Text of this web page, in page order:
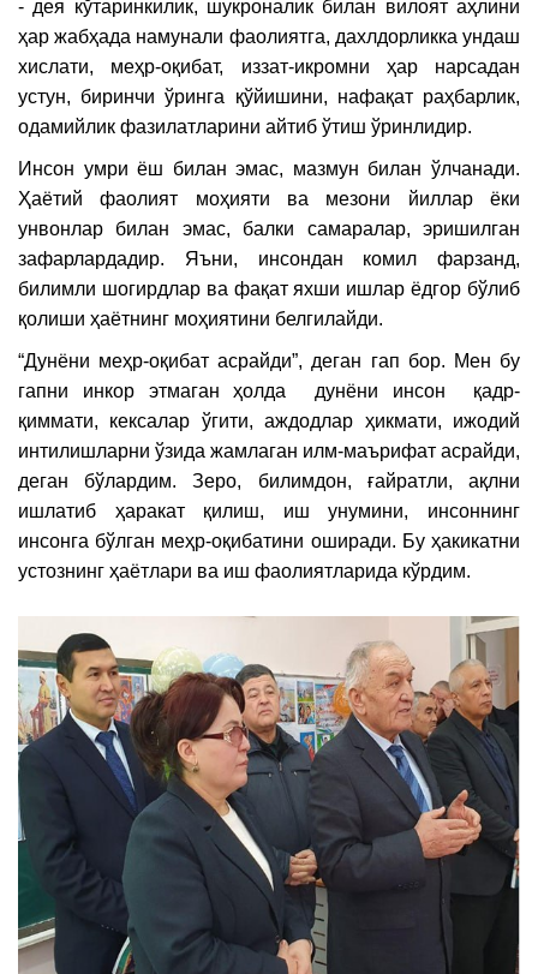
- дея кўтаринкилик, шукроналик билан вилоят аҳлини
ҳар жабҳада намунали фаолиятга, дахлдорликка ундаш
хислати, меҳр-оқибат, иззат-икромни ҳар нарсадан
устун, биринчи ўринга қўйишини, нафақат раҳбарлик,
одамийлик фазилатларини айтиб ўтиш ўринлидир.
Инсон умри ёш билан эмас, мазмун билан ўлчанади.
Ҳаётий фаолият моҳияти ва мезони йиллар ёки
унвонлар билан эмас, балки самаралар, эришилган
зафарлардадир. Яъни, инсондан комил фарзанд,
билимли шогирдлар ва фақат яхши ишлар ёдгор бўлиб
қолиши ҳаётнинг моҳиятини белгилайди.
“Дунёни меҳр-оқибат асрайди”, деган гап бор. Мен бу
гапни инкор этмаган ҳолда дунёни инсон қадр-
қиммати, кексалар ўгити, аждодлар ҳикмати, ижодий
интилишларни ўзида жамлаган илм-маърифат асрайди,
деган бўлардим. Зеро, билимдон, ғайратли, ақлни
ишлатиб ҳаракат қилиш, иш унумини, инсоннинг
инсонга бўлган меҳр-оқибатини оширади. Бу ҳакикатни
устознинг ҳаётлари ва иш фаолиятларида кўрдим.